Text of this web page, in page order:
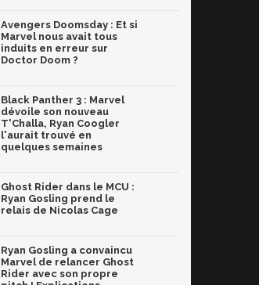
Avengers Doomsday : Et si
Marvel nous avait tous
induits en erreur sur
Doctor Doom ?
Black Panther 3 : Marvel
dévoile son nouveau
T'Challa, Ryan Coogler
l'aurait trouvé en
quelques semaines
Ghost Rider dans le MCU :
Ryan Gosling prend le
relais de Nicolas Cage
Ryan Gosling a convaincu
Marvel de relancer Ghost
Rider avec son propre